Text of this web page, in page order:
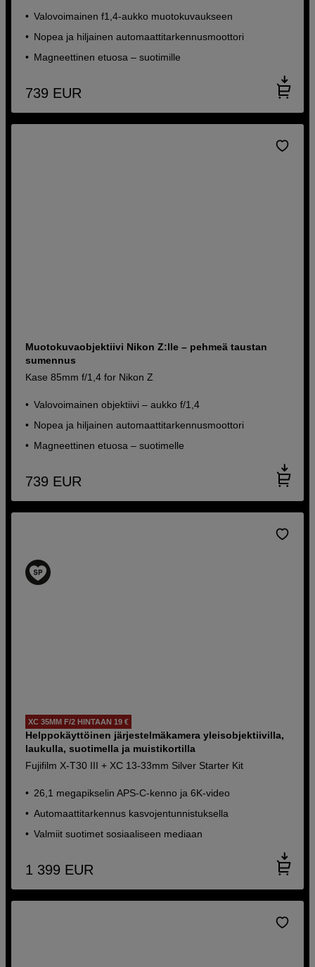
Valovoimainen f1,4-aukko muotokuvaukseen
Nopea ja hiljainen automaattitarkennusmoottori
Magneettinen etuosa – suotimille
739 EUR
Muotokuvaobjektiivi Nikon Z:lle – pehmeä taustan
sumennus
Kase 85mm f/1,4 for Nikon Z
Valovoimainen objektiivi – aukko f/1,4
Nopea ja hiljainen automaattitarkennusmoottori
Magneettinen etuosa – suotimelle
739 EUR
XC 35MM F/2 HINTAAN 19 €
Helppokäyttöinen järjestelmäkamera yleisobjektiivilla,
laukulla, suotimella ja muistikortilla
Fujifilm X-T30 III + XC 13-33mm Silver Starter Kit
26,1 megapikselin APS-C-kenno ja 6K-video
Automaattitarkennus kasvojentunnistuksella
Valmiit suotimet sosiaaliseen mediaan
1 399 EUR